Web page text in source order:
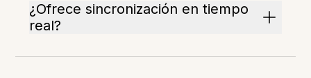
¿Ofrece sincronización en tiempo
real?